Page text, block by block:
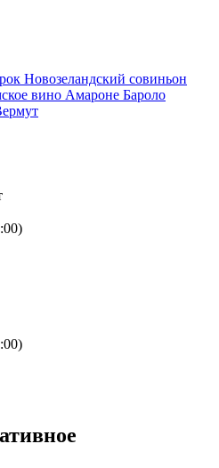
Новозеландский совиньон
вино Амароне Бароло